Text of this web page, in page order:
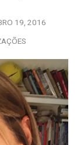
19, 2016